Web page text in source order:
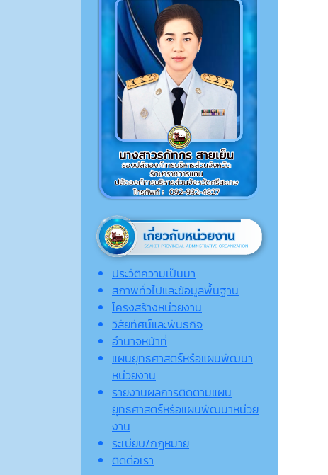
ประวัติความเป็นมา
สภาพทั่วไปและข้อมูลพื้นฐาน
โครงสร้างหน่วยงาน
วิสัยทัศน์และพันธกิจ
อำนาจหน้าที่
แผนยุทธศาสตร์หรือแผนพัฒนา
หน่วยงาน
รายงานผลการติดตามแผน
ยุทธศาสตร์หรือแผนพัฒนาหน่วย
งาน
ระเบียบ/กฎหมาย
ติดต่อเรา